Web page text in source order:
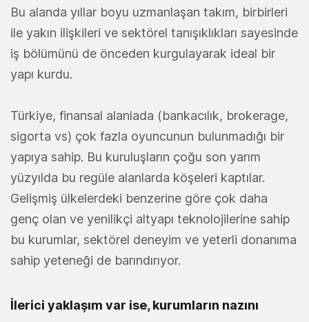
Bu alanda yıllar boyu uzmanlaşan takım, birbirleri
ile yakın ilişkileri ve sektörel tanışıklıkları sayesinde
iş bölümünü de önceden kurgulayarak ideal bir
yapı kurdu.
Türkiye, finansal alanlada (bankacılık, brokerage,
sigorta vs) çok fazla oyuncunun bulunmadığı bir
yapıya sahip. Bu kuruluşların çoğu son yarım
yüzyılda bu regüle alanlarda köşeleri kaptılar.
Gelişmiş ülkelerdeki benzerine göre çok daha
genç olan ve yenilikçi altyapı teknolojilerine sahip
bu kurumlar, sektörel deneyim ve yeterli donanıma
sahip yeteneği de barındırıyor.
İlerici yaklaşım var ise, kurumların nazını